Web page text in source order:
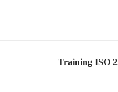
Training ISO